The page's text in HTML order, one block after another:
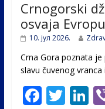
Crnogorski
osvaja
10. јул 2026.
Crna Gora poznata
slavu čuvenog
F T Li